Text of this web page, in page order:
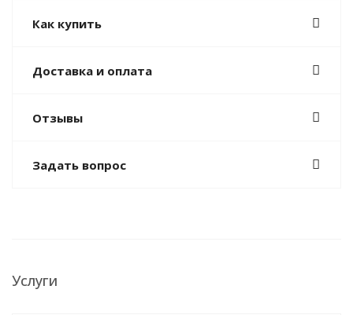
Как купить
Доставка и оплата
Отзывы
Задать вопрос
Услуги